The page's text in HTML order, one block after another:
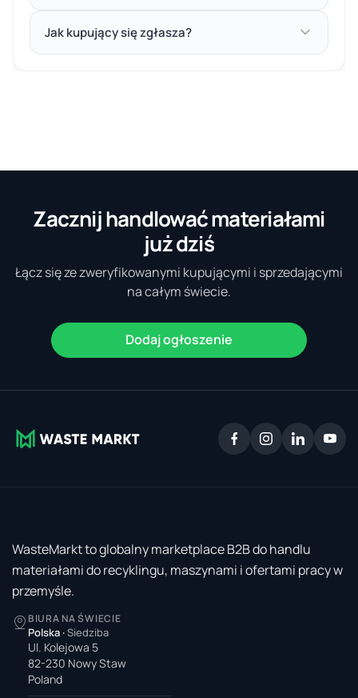
Jak kupujący się zgłasza?
Zacznij handlować materiałami
już dziś
Łącz się ze zweryfikowanymi kupującymi i sprzedającymi
na całym świecie.
Dodaj ogłoszenie
WasteMarkt to globalny marketplace B2B do handlu
materiałami do recyklingu, maszynami i ofertami pracy w
przemyśle.
BIURA NA ŚWIECIE
Polska ·Siedziba
Ul. Kolejowa 5
82-230 Nowy Staw
Poland